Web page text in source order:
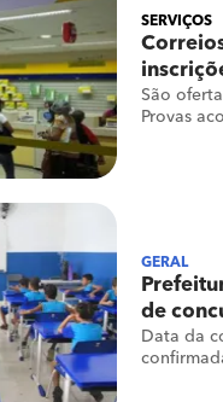
SERVIÇOS
São
Provas
GERAL
de
Data da